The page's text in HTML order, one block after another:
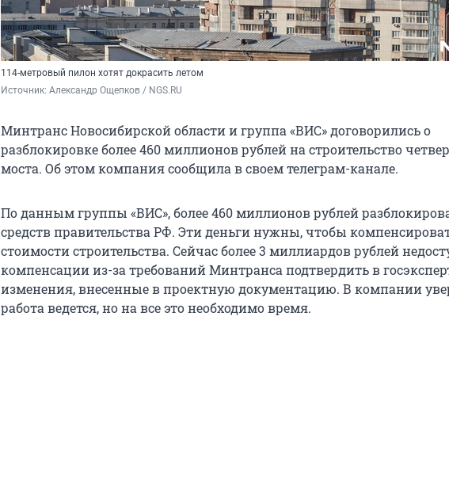
114-метровый пилон хотят докрасить летом
Источник: Александр Ощепков / NGS.RU
Минтранс Новосибирской области и группа «ВИС» договорились о
разблокировке более 460 миллионов рублей на строительство
моста. Об этом компания сообщила в своем телеграм-канале.
По данным группы «ВИС», более 460 миллионов рублей
средств правительства РФ. Эти деньги нужны, чтобы
стоимости строительства. Сейчас более 3 миллиардов рублей
компенсации из-за требований Минтранса подтвердить в
изменения, внесенные в проектную документацию. В компании
работа ведется, но на все это необходимо время.